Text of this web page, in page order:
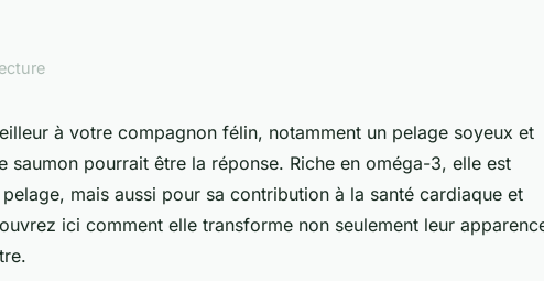
à votre compagnon félin, notamment un pelage soyeux et
saumon pourrait être la réponse. Riche en oméga-3, elle est
mais aussi pour sa contribution à la santé cardiaque et
ici comment elle transforme non seulement leur